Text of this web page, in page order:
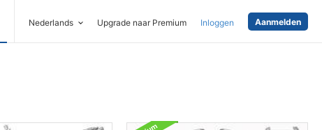
Nederlands Upgrade naar Premium Inloggen Aanmelden